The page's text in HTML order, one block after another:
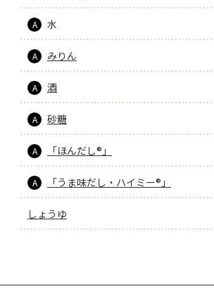
もっと見る
A 水
A みりん
A 酒
A 砂糖
A 「ほんだし®」
A 「うま味だし・ハイミー®」
しょうゆ